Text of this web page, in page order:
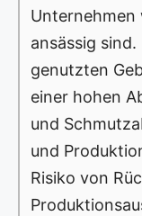
Unternehmen
ansässig
genutzten
einer hohen
und
und
Risiko von